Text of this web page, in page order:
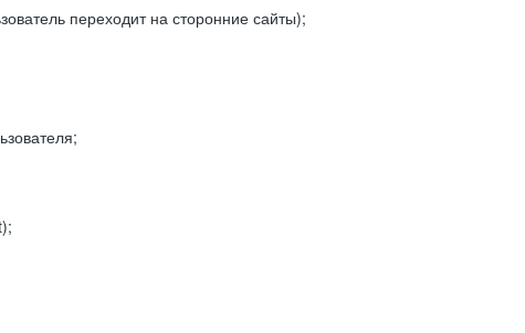
переходит на сторонние сайты);